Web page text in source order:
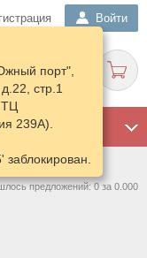
Войти
порт",
стр.1
239А).
предложений: 0 за 0.000